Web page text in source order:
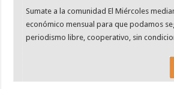
Sumate a la comunidad El Miércoles
económico mensual para que podamos
periodismo libre, cooperativo, sin